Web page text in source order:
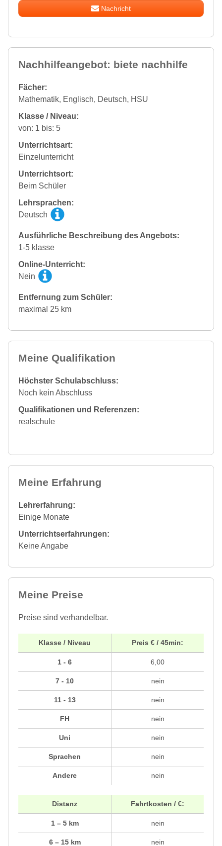
Nachricht
Nachhilfeangebot: biete nachhilfe
Fächer:
Mathematik, Englisch, Deutsch, HSU
Klasse / Niveau:
von: 1 bis: 5
Unterrichtsart:
Einzelunterricht
Unterrichtsort:
Beim Schüler
Lehrsprachen:
Deutsch
Ausführliche Beschreibung des Angebots:
1-5 klasse
Online-Unterricht:
Nein
Entfernung zum Schüler:
maximal 25 km
Meine Qualifikation
Höchster Schulabschluss:
Noch kein Abschluss
Qualifikationen und Referenzen:
realschule
Meine Erfahrung
Lehrerfahrung:
Einige Monate
Unterrichtserfahrungen:
Keine Angabe
Meine Preise
Preise sind verhandelbar.
Klasse / Niveau
1 - 6
7 - 10
11 - 13
FH
Uni
Sprachen
Andere
Preis € / 45min:
6,00
nein
nein
nein
nein
nein
nein
Distanz
1 – 5 km
6 – 15 km
Fahrtkosten / €:
nein
nein